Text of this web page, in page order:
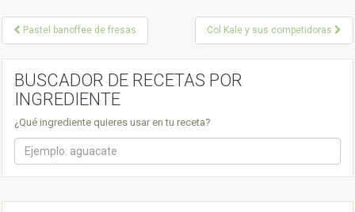
P
o
v
Pastel banoffee de fresas Col Kale y sus competidoras
BUSCADOR DE RECETAS POR
INGREDIENTE
¿Qué ingrediente quieres usar en tu receta?